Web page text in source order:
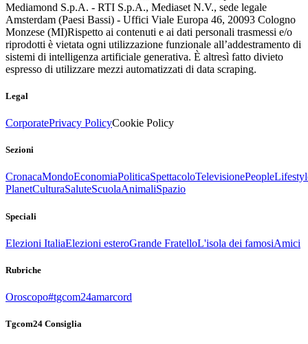
Mediamond S.p.A. - RTI S.p.A., Mediaset N.V., sede legale
Amsterdam (Paesi Bassi) - Uffici Viale Europa 46, 20093 Cologno
Monzese (MI)Rispetto ai contenuti e ai dati personali trasmessi e/o
riprodotti è vietata ogni utilizzazione funzionale all’addestramento di
sistemi di intelligenza artificiale generativa. È altresì fatto divieto
espresso di utilizzare mezzi automatizzati di data scraping.
Legal
CorporatePrivacy PolicyCookie Policy
Sezioni
CronacaMondoEconomiaPoliticaSpettacoloTelevisionePeople
PlanetCulturaSaluteScuolaAnimaliSpazio
Speciali
Elezioni ItaliaElezioni esteroGrande FratelloL'isola dei famosiAmici
Rubriche
Oroscopo#tgcom24amarcord
Tgcom24 Consiglia